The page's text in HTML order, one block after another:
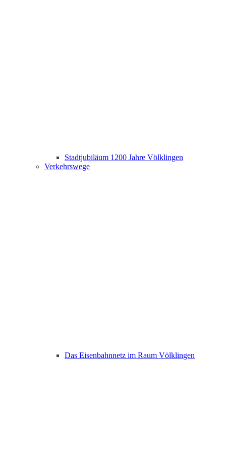
Stadtjubiläum 1200 Jahre Völklingen
Verkehrswege
Das Eisenbahnnetz im Raum Völklingen